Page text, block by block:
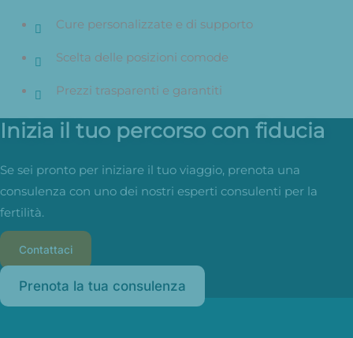
Cure personalizzate e di supporto
Scelta delle posizioni comode
Prezzi trasparenti e garantiti
Inizia il tuo percorso con fiducia
Se sei pronto per iniziare il tuo viaggio, prenota una
consulenza con uno dei nostri esperti consulenti per la
fertilità.
Contattaci
Prenota la tua consulenza